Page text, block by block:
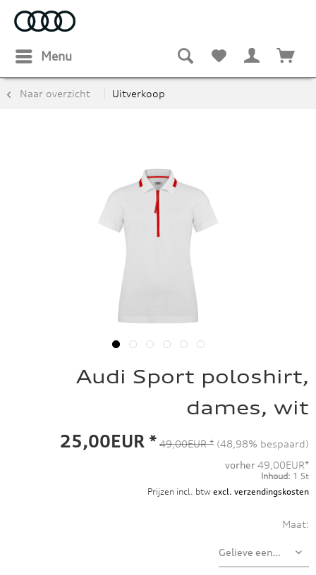
Menu
Naar overzicht Uitverkoop
Audi Sport poloshirt,
dames, wit
25,00EUR * 49,00EUR * (48,98% bespaard)
vorher49,00EUR*
Inhoud: 1 St
Prijzen incl. btw excl. verzendingskosten
Maat: